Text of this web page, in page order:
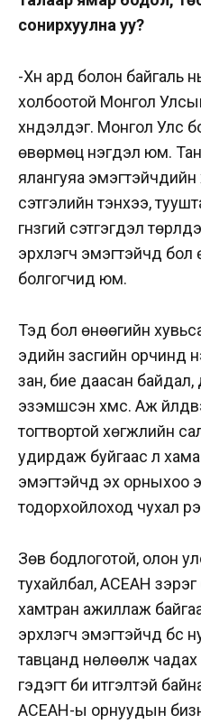
сонирхуулна уу?
-Хүн ард болон байгаль
холбоотой Монгол
хүндэлдэг. Монгол Улс
өвөрмөц нэгдэл юм.
ялангуяа
сэтгэлийн тэнхээ,
гүнзгий сэтгэгдэл
эрхлэгч эмэгтэйчүүд
болгогчид юм.
Тэд бол өнөөгийн
эдийн засгийн орчинд
зан, бие даасан
эзэмшсэн хүмүүс. Аж
тогтвортой хөгжлийн
удирдаж буйгаас үл
эмэгтэйчүүд эх орныхоо
тодорхойлоход чухал
Зөв бодлоготой, олон
тухайлбал, AСEAН зэрэг
хамтран ажиллаж
эрхлэгч эмэгтэйчүүд
тавцанд нөлөөлж
гэдэгт би итгэлтэй
AСEAН-ы орнуудын